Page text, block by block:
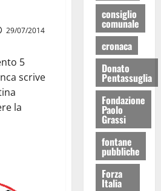
29/07/2014
5
scrive
la
consiglio
comunale
cronaca
Donato
Pentassuglia
Fondazione
Paolo
Grassi
fontane
pubbliche
Forza
Italia